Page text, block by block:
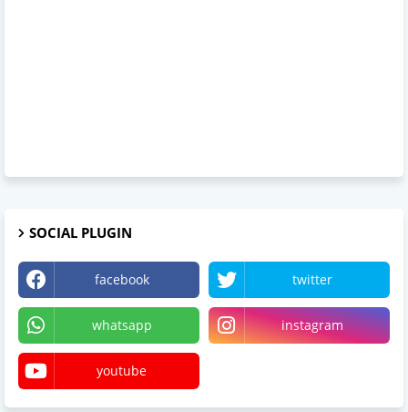
SOCIAL PLUGIN
facebook twitter
whatsapp instagram
youtube